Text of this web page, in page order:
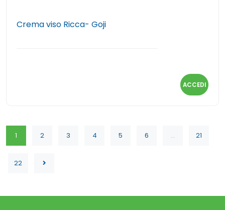
Crema viso Ricca- Goji
ACCEDI
1 2 3 4 5 6 ... 21
22